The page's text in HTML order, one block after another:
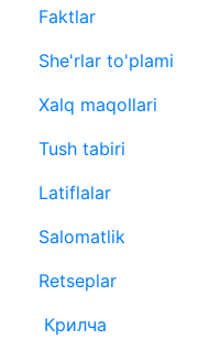
Faktlar
She'rlar to'plami
Xalq maqollari
Tush tabiri
Latiflalar
Salomatlik
Retseplar
Крилча